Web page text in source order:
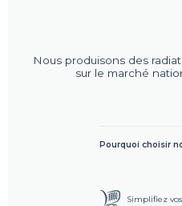
Nous produisons des
sur le marché
Pourquoi choisir
Simplifiez